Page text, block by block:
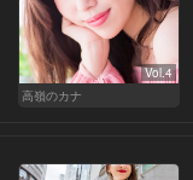
Vol.4
高嶺のカナ